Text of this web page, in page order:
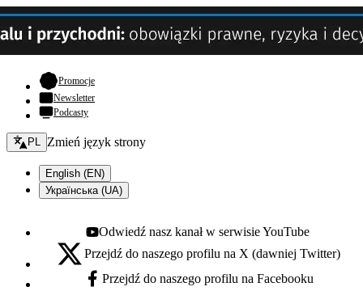
Promocje- otwiera się w nowej karcie
Newsletter
Podcasty
Zmień język - bieżący:
PL Zmień język strony
English (EN)
Українська (UA)
Youtube - otwiera się w nowej karcie
Odwiedź nasz kanał w serwisie YouTube
X - otwiera się w nowej karcie
Przejdź do naszego profilu na X (dawniej Twitter)
Facebook - otwiera się w nowej karcie
Przejdź do naszego profilu na Facebooku